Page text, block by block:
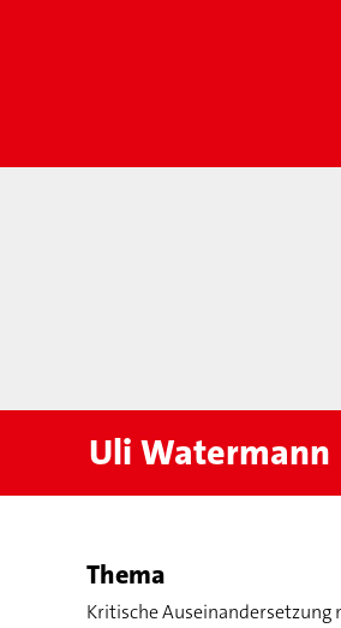
Uli Watermann
Thema
Kritische